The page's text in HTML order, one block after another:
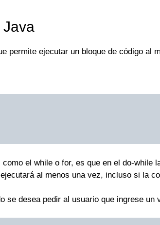
Java
permite ejecutar un bloque de código al
el while o for, es que en el do-while
al menos una vez, incluso si la
se desea pedir al usuario que ingrese